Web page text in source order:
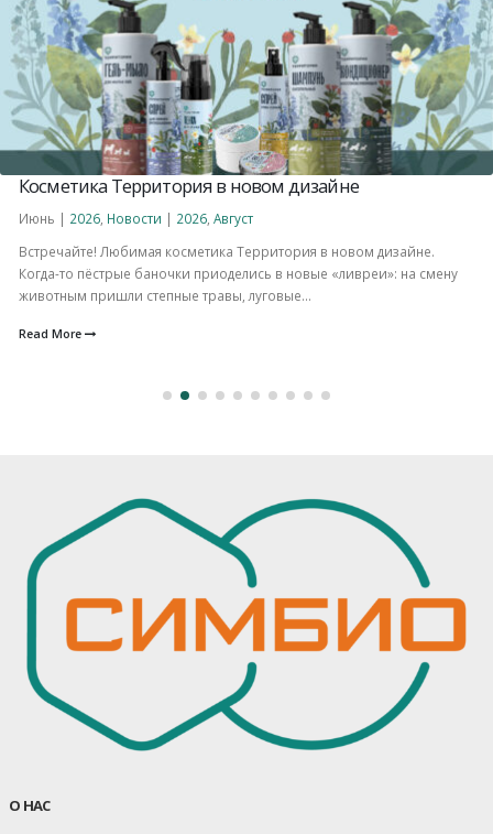
Косметика Территория в новом дизайне
Июнь | 2026 Новости | 2026 Август
Встречайте! Любимая косметика Территория в новом дизайне.
Когда-то пёстрые баночки приоделись в новые «ливреи»: на смену
животным пришли степные травы, луговые...
Read More
О НАС